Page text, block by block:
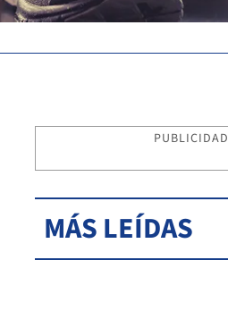
PUBLICIDAD
MÁS LEÍDAS